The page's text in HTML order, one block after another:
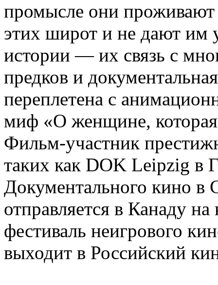
промысле они проживают
этих широт и не дают им
истории — их связь с
предков и
переплетена с
миф «О женщине, которая
Фильм-участник
таких как DOK Leipzig в
Документального кино
отправляется в Канаду
фестиваль неигрового
выходит в Российский